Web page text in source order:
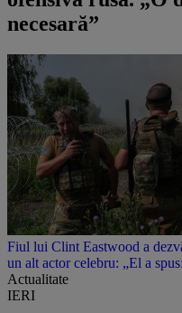
necesară”
Fiul lui Clint Eastwood a
un alt actor celebru: „El a
Actualitate
IERI